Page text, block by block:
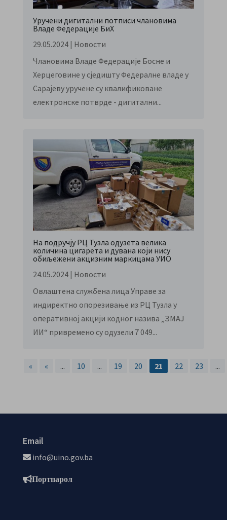
Уручени дигитални потписи члановима
Владе Федерације БиХ
29.05.2024| Новости
Члановима Владе Федерације Босне и
Херцеговине у сједишту Федералне владе у
Сарајеву уручене су квалификоване
електронске потврде - дигитални...
На подручју РЦ Тузла одузета велика
количина цигарета и дувана који нису
обиљежени акцизним маркицама УИО
24.05.2024| Новости
Овлаштена службена лица Управе за
индиректно опорезивање из РЦ Тузла у
оперативној акцији кодног назива „ЗМАЈ
ИИ“ привремено су одузели 7 049...
« « ... 10 ... 19 20 21 22 23 ...
Email
info@uino.gov.ba
Портпарол